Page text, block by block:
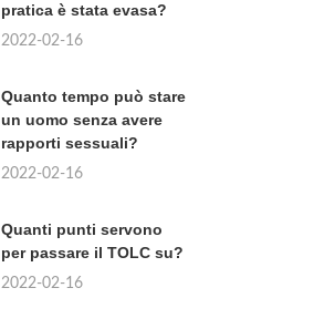
pratica è stata evasa?
2022-02-16
Quanto tempo può stare
un uomo senza avere
rapporti sessuali?
2022-02-16
Quanti punti servono
per passare il TOLC su?
2022-02-16